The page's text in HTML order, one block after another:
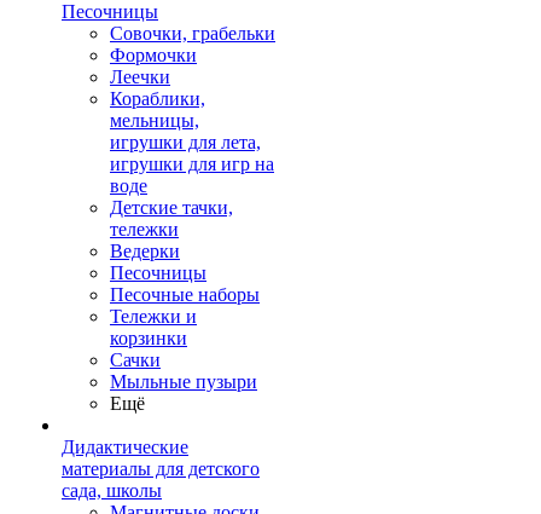
Песочницы
Совочки, грабельки
Формочки
Леечки
Кораблики,
мельницы,
игрушки для лета,
игрушки для игр на
воде
Детские тачки,
тележки
Ведерки
Песочницы
Песочные наборы
Тележки и
корзинки
Сачки
Мыльные пузыри
Ещё
Дидактические
материалы для детского
сада, школы